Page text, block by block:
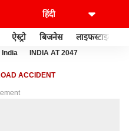
ऐस्ट्रो बिजनेस लाइफस्टाइल
India INDIA AT 2047
ACCIDENT